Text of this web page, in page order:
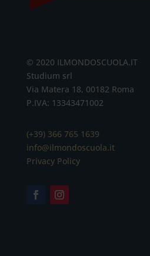
© 2020 ILMONDOSCUOLA.IT
Studium srl
Via Matera 18, 00182 Roma
P.IVA: 13343471002
(+39) 366 765 1639
info@ilmondoscuola.it
Privacy Policy